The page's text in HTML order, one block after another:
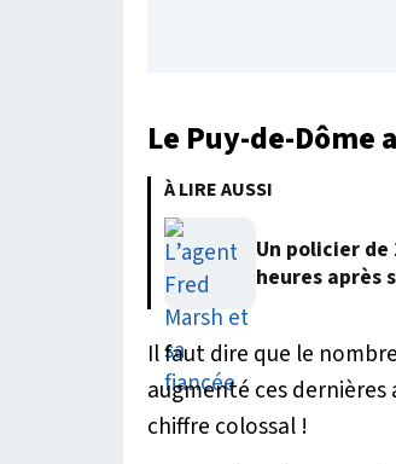
Le Puy-de-
À LIRE AUSSI
Un policier
heures après
Il faut dire que le
augmenté ces dernières
chiffre colossal !